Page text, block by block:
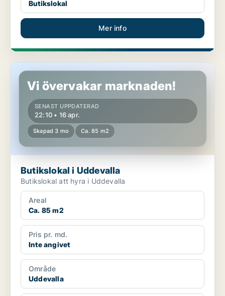
Butikslokal
Mer info
Butikslokal i Uddevalla
Vi övervakar marknaden!
SENAST UPPDATERAD
22:10 • 16 apr.
Skapad 3 mo Ca. 85 m2
Butikslokal i Uddevalla
Butikslokal att hyra i Uddevalla
Areal
Ca. 85 m2
Pris pr. md.
Inte angivet
Område
Uddevalla